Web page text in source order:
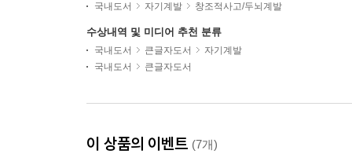
국내도서 자기계발 창조적사고/두뇌계발
수상내역 및 미디어 추천 분류
국내도서 큰글자도서
자기계발
국내도서
큰글자도서
이 상품의 이벤트 (7개)